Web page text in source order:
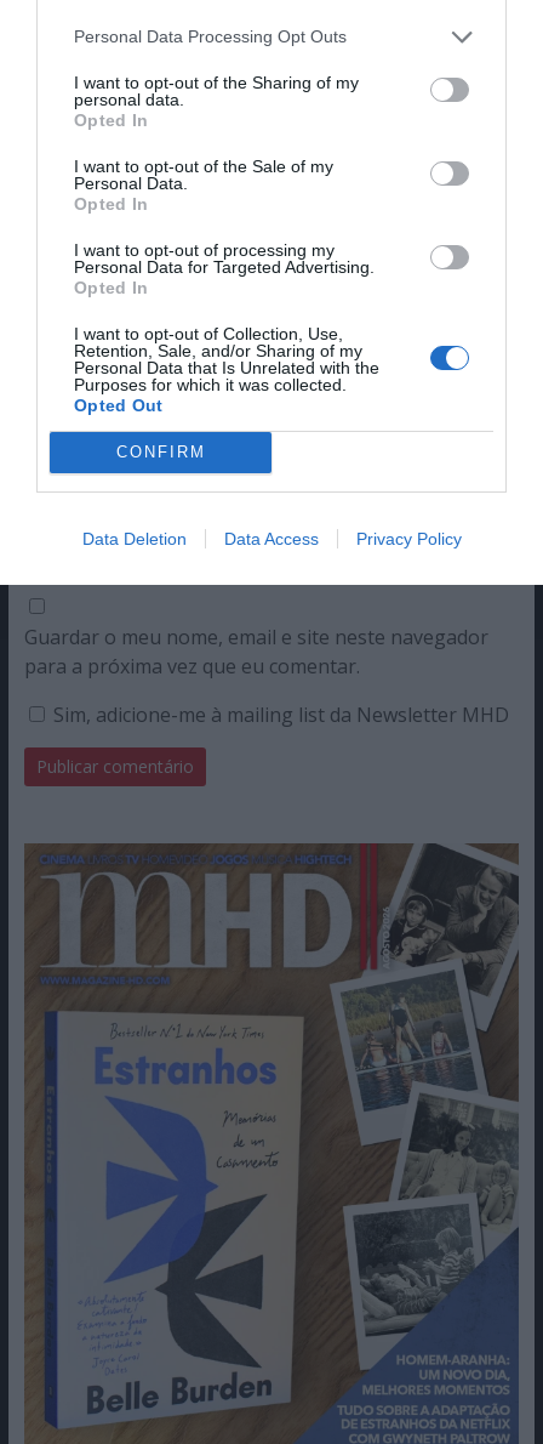
Personal Data Processing Opt Outs
I want to opt-out of the Sharing of my
personal data.
Opted In
I want to opt-out of the Sale of my
Personal Data.
Opted In
I want to opt-out of processing my
Personal Data for Targeted Advertising.
Opted In
I want to opt-out of Collection, Use,
Retention, Sale, and/or Sharing of my
Personal Data that Is Unrelated with the
Purposes for which it was collected.
Opted Out
CONFIRM
Data Deletion Data Access Privacy Policy
Share This Post: 0
Deixe um comentário
O seu endereço de email não será publicado.
Campos
obrigatórios marcados com
Comentário*
Nome
Email
Guardar o meu nome, email e site neste navegador
para a próxima vez que eu comentar.
Sim, adicione-me à mailing list da Newsletter MHD